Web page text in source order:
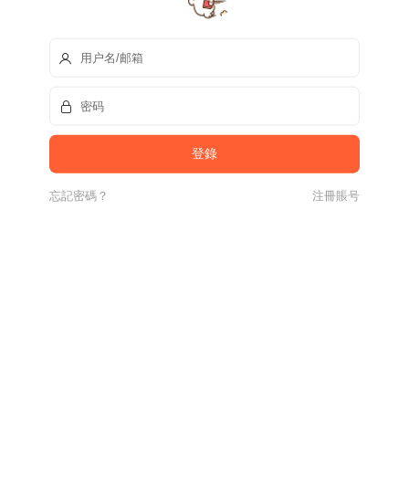
忘記密碼？ 注冊賬号